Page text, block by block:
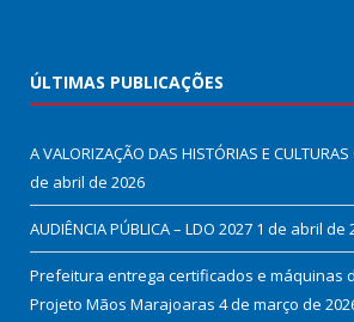
ÚLTIMAS PUBLICAÇÕES
A VALORIZAÇÃO DAS HISTÓRIAS E CULTURAS
de abril de 2026
AUDIÊNCIA PÚBLICA – LDO 2027 1 de abril de
Prefeitura entrega certificados e máquinas
Projeto Mãos Marajoaras 4 de março de